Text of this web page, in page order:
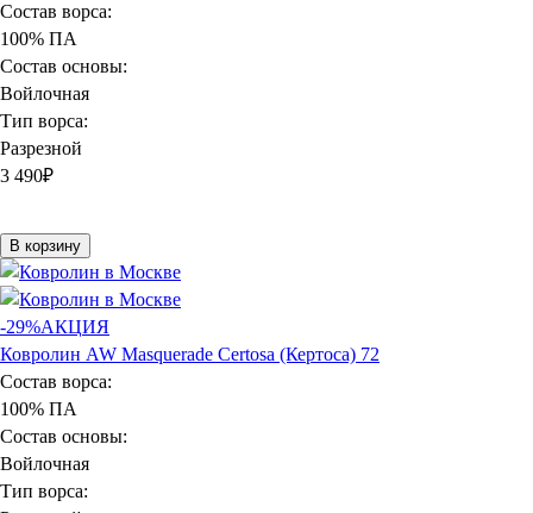
Состав ворса:
100% ПА
Состав основы:
Войлочная
Тип ворса:
Разрезной
3 490₽
В корзину
-29%АКЦИЯ
Ковролин AW Masquerade Certosa (Кертоса) 72
Состав ворса:
100% ПА
Состав основы:
Войлочная
Тип ворса: